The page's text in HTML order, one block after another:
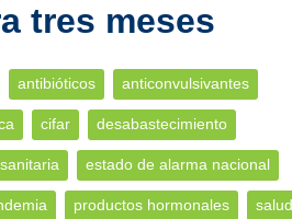
tres meses
antibióticos anticonvulsivantes
cifar desabastecimiento
estado de alarma nacional
productos hormonales salud